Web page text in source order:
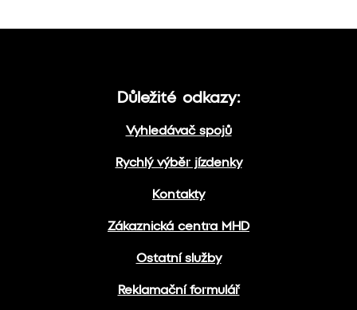
Důležité odkazy:
Vyhledávač spojů
Rychlý výběr jízdenky
Kontakty
Zákaznická centra MHD
Ostatní služby
Reklamační formulář